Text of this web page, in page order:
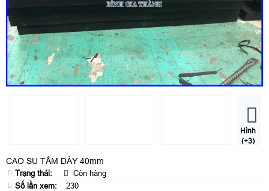
Hình
(+3)
CAO SU TẤM DÀY 40mm
Trạng thái:
Còn hàng
Số lần xem:
230